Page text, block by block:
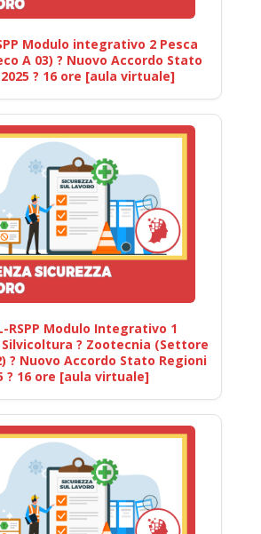
Modulo integrativo 2 Pesca
A 03) ? Nuovo Accordo Stato
? 16 ore [aula virtuale]
RSPP Modulo Integrativo 1
? Zootecnia (Settore
? Nuovo Accordo Stato Regioni
? 16 ore [aula virtuale]